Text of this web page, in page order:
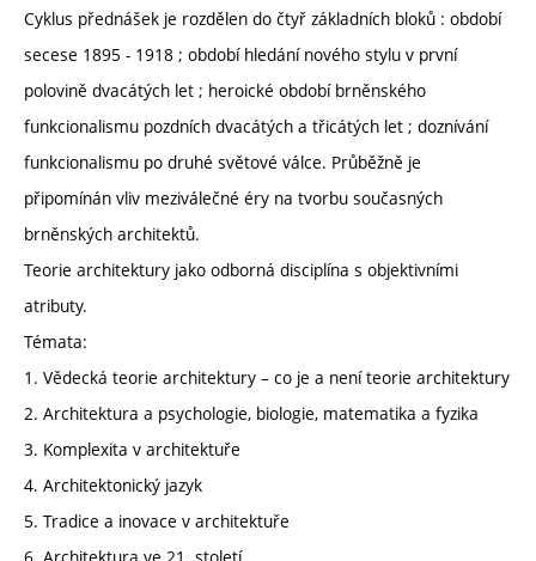
Cyklus přednášek je rozdělen do čtyř základních bloků : období
secese 1895 - 1918 ; období hledání nového stylu v první
polovině dvacátých let ; heroické období brněnského
funkcionalismu pozdních dvacátých a třicátých let ; doznívání
funkcionalismu po druhé světové válce. Průběžně je
připomínán vliv meziválečné éry na tvorbu současných
brněnských architektů.
Teorie architektury jako odborná disciplína s objektivními
atributy.
Témata:
1. Vědecká teorie architektury – co je a není teorie architektury
2. Architektura a psychologie, biologie, matematika a fyzika
3. Komplexita v architektuře
4. Architektonický jazyk
5. Tradice a inovace v architektuře